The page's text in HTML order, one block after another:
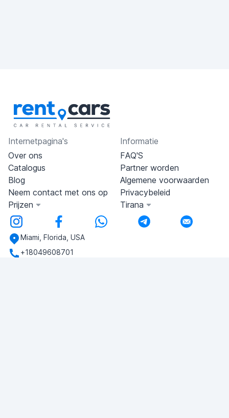
Internetpagina's
Over ons
Catalogus
Blog
Neem contact met ons op
Prijzen
Informatie
FAQ'S
Partner worden
Algemene voorwaarden
Privacybeleid
Tirana
Miami, Florida, USA
+18049608701